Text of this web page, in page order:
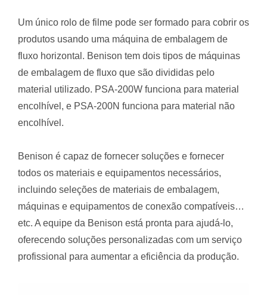
Um único rolo de filme pode ser formado para cobrir os
produtos usando uma máquina de embalagem de
fluxo horizontal. Benison tem dois tipos de máquinas
de embalagem de fluxo que são divididas pelo
material utilizado. PSA-200W funciona para material
encolhível, e PSA-200N funciona para material não
encolhível.
Benison é capaz de fornecer soluções e fornecer
todos os materiais e equipamentos necessários,
incluindo seleções de materiais de embalagem,
máquinas e equipamentos de conexão compatíveis…
etc. A equipe da Benison está pronta para ajudá-lo,
oferecendo soluções personalizadas com um serviço
profissional para aumentar a eficiência da produção.